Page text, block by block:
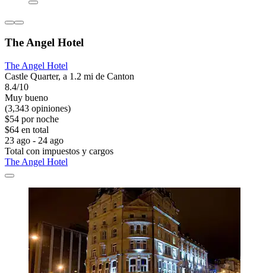
The Angel Hotel
The Angel Hotel
Castle Quarter, a 1.2 mi de Canton
8.4/10
Muy bueno
(3,343 opiniones)
$54 por noche
$64 en total
23 ago - 24 ago
Total con impuestos y cargos
The Angel Hotel